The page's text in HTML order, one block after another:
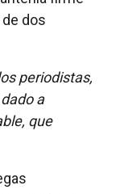
dos
periodistas,
a
que